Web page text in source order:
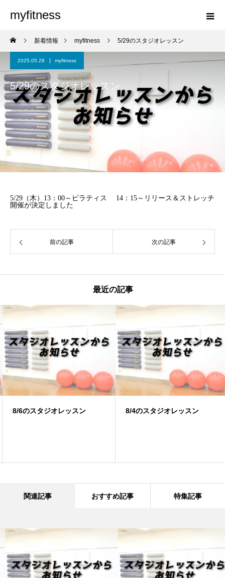
myfitness
新着情報 myfitness 5/29のスタジオレッスン
2025.05.28 myfitness
5/29のスタジオレッスン
5/29（木）13：00～ピラティス 14：15～リリース＆ストレッチ
開催が決定しました
前の記事 次の記事
最近の記事
8/6のスタジオレッスン 8/4のスタジオレッスン
関連記事 おすすめ記事 特集記事